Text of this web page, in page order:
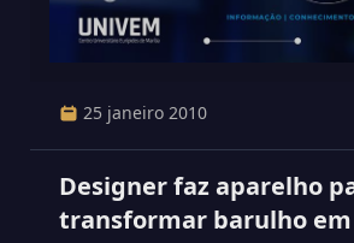
25 janeiro 2010
Designer faz aparelho
transformar barulho